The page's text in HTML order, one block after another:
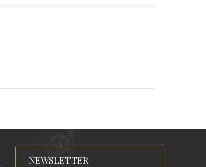
NEWSLETTER